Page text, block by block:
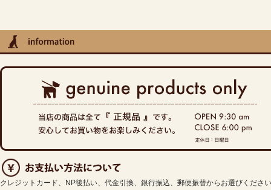
クレジットカード、NP後払い、代金引換、銀行振込、郵便振替からお選びくださ